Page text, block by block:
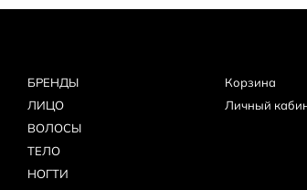
БPEНДЫ
ЛИЦО
ВОЛОСЫ
ТЕЛО
НОГТИ
Корзина
Личный